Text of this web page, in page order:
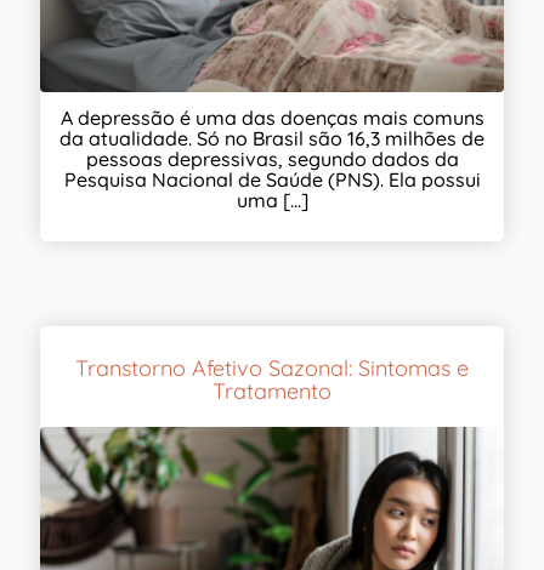
A depressão é uma das doenças mais comuns
da atualidade. Só no Brasil são 16,3 milhões de
pessoas depressivas, segundo dados da
Pesquisa Nacional de Saúde (PNS). Ela possui
uma [...]
Transtorno Afetivo Sazonal: Sintomas e
Tratamento